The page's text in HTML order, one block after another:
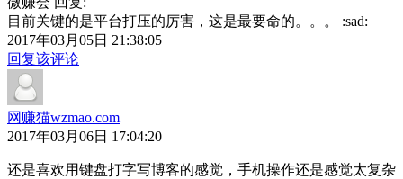
目前关键的是平台打压的厉害，这是最要命的。。。 :sad:
2017年03月05日 21:38:05
回复该评论
网赚猫wzmao.com
2017年03月06日 17:04:20
还是喜欢用键盘打字写博客的感觉，手机操作还是感觉太复杂